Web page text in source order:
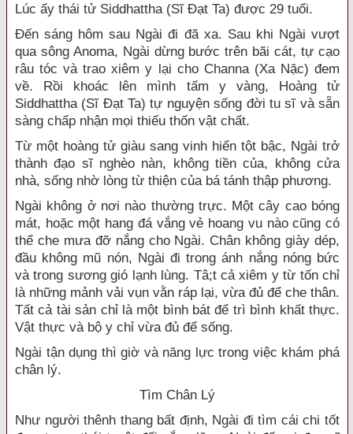
Lúc ấy thái tử Siddhattha (Sĩ Đạt Ta) được 29 tuổi.
Đến sáng hôm sau Ngài đi đã xa. Sau khi Ngài vượt
qua sông Anoma, Ngài dừng bước trên bãi cát, tự cạo
râu tóc và trao xiêm y lại cho Channa (Xa Nặc) đem
về. Rồi khoác lên mình tấm y vàng, Hoàng tử
Siddhattha (Sĩ Đạt Ta) tự nguyện sống đời tu sĩ và sẵn
sàng chấp nhận mọi thiếu thốn vật chất.
Từ một hoàng tử giàu sang vinh hiển tột bậc, Ngài trở
thành đạo sĩ nghèo nàn, không tiền của, không cửa
nhà, sống nhờ lòng từ thiện của bá tánh thập phương.
Ngài không ở nơi nào thường trực. Một cây cao bóng
mát, hoặc một hang đá vắng vẻ hoang vu nào cũng có
thể che mưa đỡ nắng cho Ngài. Chân không giày dép,
đầu không mũ nón, Ngài đi trong ánh nắng nóng bức
và trong sương gió lạnh lùng. Tâ;t cả xiêm y từ tốn chỉ
là những mảnh vải vụn vằn ráp lại, vừa đủ để che thân.
Tất cả tài sản chỉ là một bình bát để trì bình khất thực.
Vật thực và bộ y chỉ vừa đủ để sống.
Ngài tận dụng thì giờ và năng lực trong việc khám phá
chân lý.
Tìm Chân Lý
Như người thênh thang bất định, Ngài đi tìm cái chi tốt